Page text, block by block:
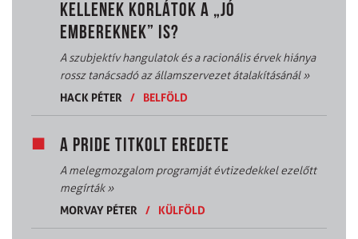
KELLENEK KORLÁTOK A „JÓ
EMBEREKNEK” IS?
A szubjektív hangulatok és a racionális érvek hiánya
rossz tanácsadó az államszervezet átalakításánál»
HACK PÉTER
/ BELFÖLD
A PRIDE TITKOLT EREDETE
A melegmozgalom programját évtizedekkel ezelőtt
megírták»
MORVAY PÉTER
/ KÜLFÖLD